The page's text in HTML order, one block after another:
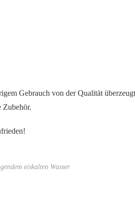
Gebrauch von der Qualität
Zubehör.
eiskalten Wasser